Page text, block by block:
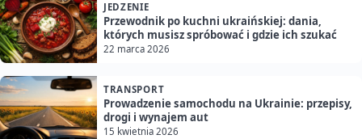
JEDZENIE
Przewodnik po kuchni ukraińskiej: dania,
których musisz spróbować i gdzie ich szukać
22 marca 2026
TRANSPORT
Prowadzenie samochodu na Ukrainie: przepisy,
drogi i wynajem aut
15 kwietnia 2026